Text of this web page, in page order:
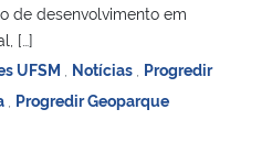
de desenvolvimento em
[…]
UFSM Notícias Progredir
Progredir Geoparque